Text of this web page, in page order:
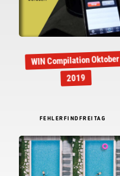
WIN Compilation Oktober
2019
FEHLERFINDFREITAG